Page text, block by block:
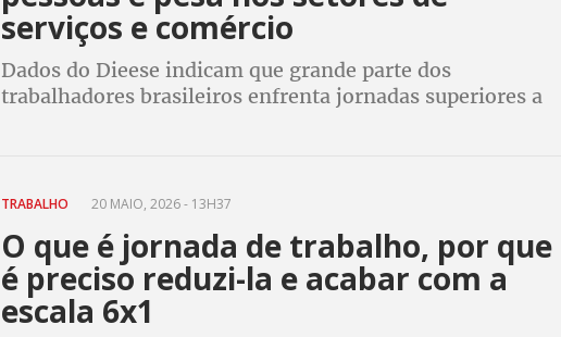
serviços e comércio
Dados do Dieese indicam que grande parte dos
trabalhadores brasileiros enfrenta jornadas superiores a
TRABALHO 20 MAIO, 2026 - 13H37
O que é jornada de trabalho, por que
é preciso reduzi-la e acabar com a
escala 6x1